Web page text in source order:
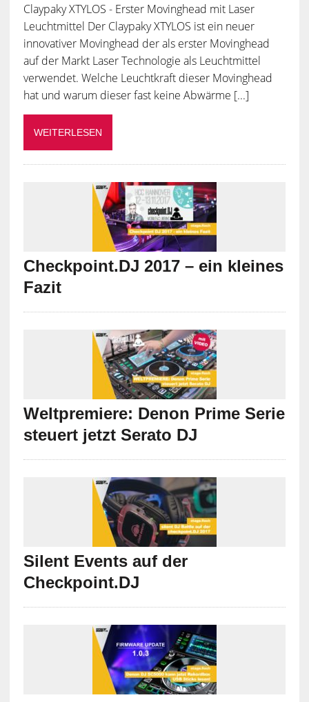
Claypaky XTYLOS - Erster Movinghead mit Laser
Leuchtmittel Der Claypaky XTYLOS ist ein neuer
innovativer Movinghead der als erster Movinghead
auf der Markt Laser Technologie als Leuchtmittel
verwendet. Welche Leuchtkraft dieser Movinghead
hat und warum dieser fast keine Abwärme [...]
WEITERLESEN
Checkpoint.DJ 2017 – ein kleines
Fazit
Weltpremiere: Denon Prime Serie
steuert jetzt Serato DJ
Silent Events auf der
Checkpoint.DJ